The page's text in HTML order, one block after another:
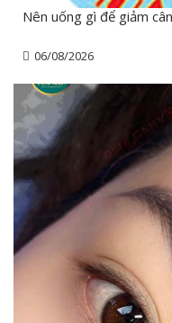
Nên uống gì để giảm
06/08/2026